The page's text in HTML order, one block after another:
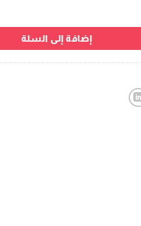
إضافة إلى السلة